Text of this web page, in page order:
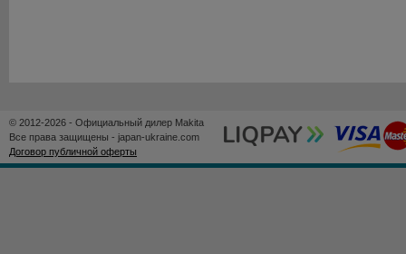
© 2012-2026 - Официальный дилер Makita
Все права защищены - japan-ukraine.com
Договор публичной оферты